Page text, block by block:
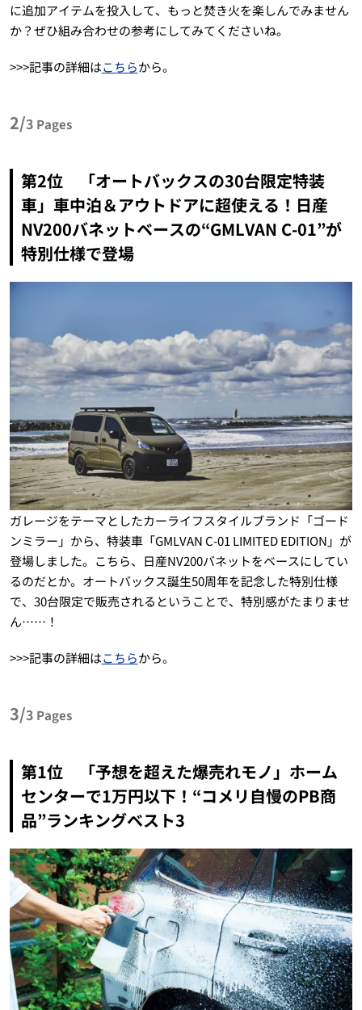
に追加アイテムを投入して、もっと焚き火を楽しんでみません
か？ぜひ組み合わせの参考にしてみてくださいね。
>>>記事の詳細はこちらから。
2/3 Pages
第2位 「オートバックスの30台限定特装
車」車中泊＆アウトドアに超使える！日産
NV200バネットベースの“GMLVAN C-01”が
特別仕様で登場
ガレージをテーマとしたカーライフスタイルブランド「ゴード
ンミラー」から、特装車「GMLVAN C-01 LIMITED EDITION」が
登場しました。こちら、日産NV200バネットをベースにしてい
るのだとか。オートバックス誕生50周年を記念した特別仕様
で、30台限定で販売されるということで、特別感がたまりませ
ん……！
>>>記事の詳細はこちらから。
3/3 Pages
第1位 「予想を超えた爆売れモノ」ホーム
センターで1万円以下！“コメリ自慢のPB商
品”ランキングベスト3